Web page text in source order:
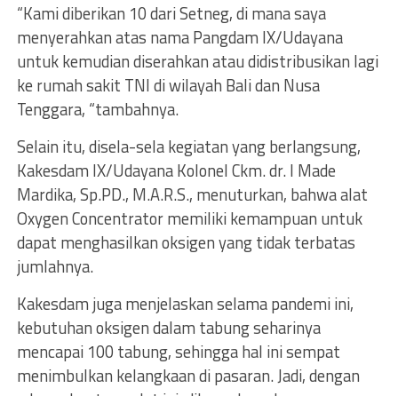
“Kami diberikan 10 dari Setneg, di mana saya
menyerahkan atas nama Pangdam IX/Udayana
untuk kemudian diserahkan atau didistribusikan lagi
ke rumah sakit TNI di wilayah Bali dan Nusa
Tenggara, “tambahnya.
Selain itu, disela-sela kegiatan yang berlangsung,
Kakesdam IX/Udayana Kolonel Ckm. dr. I Made
Mardika, Sp.PD., M.A.R.S., menuturkan, bahwa alat
Oxygen Concentrator memiliki kemampuan untuk
dapat menghasilkan oksigen yang tidak terbatas
jumlahnya.
Kakesdam juga menjelaskan selama pandemi ini,
kebutuhan oksigen dalam tabung seharinya
mencapai 100 tabung, sehingga hal ini sempat
menimbulkan kelangkaan di pasaran. Jadi, dengan